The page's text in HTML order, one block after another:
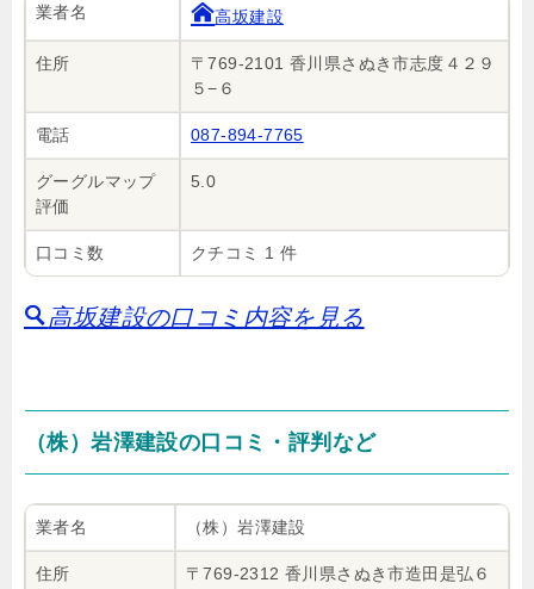
業者名 高坂建設
住所
〒769-2101 香川県さぬき市志度４２９
５−６
電話 087-894-7765
グーグルマップ
評価
5.0
口コミ数 クチコミ 1 件
高坂建設の口コミ内容を見る
（株）岩澤建設の口コミ・評判など
業者名 （株）岩澤建設
住所
〒769-2312 香川県さぬき市造田是弘６